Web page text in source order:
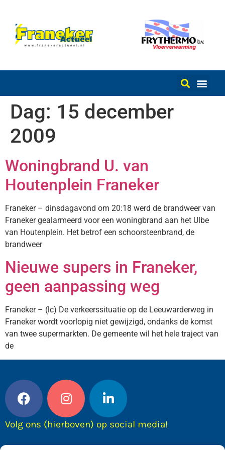
Dag: 15 december
2009
Woningbrand U. van
Houtenplein Franeker
Franeker – dinsdagavond om 20:18 werd de brandweer van
Franeker gealarmeerd voor een woningbrand aan het Ulbe
van Houtenplein. Het betrof een schoorsteenbrand, de
brandweer
Nieuwe supers in Franeker,
geen aanpassing weg
Franeker – (lc) De verkeerssituatie op de Leeuwarderweg in
Franeker wordt voorlopig niet gewijzigd, ondanks de komst
van twee supermarkten. De gemeente wil het hele traject van
de
Volg ons (hierboven) op social media!